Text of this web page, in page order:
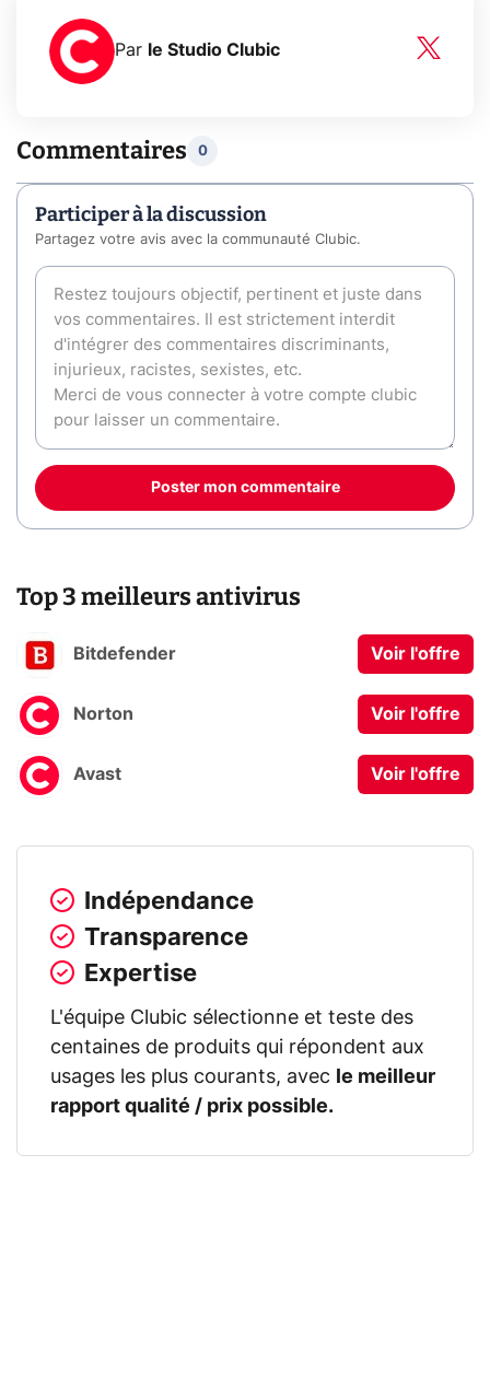
Par le Studio Clubic
Commentaires 0
Participer à la discussion
Partagez votre avis avec la communauté Clubic.
Poster mon commentaire
Top 3 meilleurs antivirus
Bitdefender Voir l'offre
Norton Voir l'offre
Avast Voir l'offre
Indépendance
Transparence
Expertise
L'équipe Clubic sélectionne et teste des
centaines de produits qui répondent aux
usages les plus courants, avec
le meilleur
rapport qualité / prix possible.